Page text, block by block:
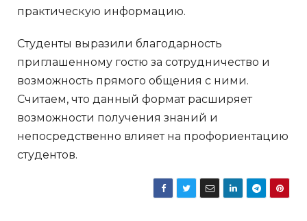
практическую информацию.
Студенты выразили благодарность
приглашенному гостю за сотрудничество и
возможность прямого общения с ними.
Считаем, что данный формат расширяет
возможности получения знаний и
непосредственно влияет на профориентацию
студентов.